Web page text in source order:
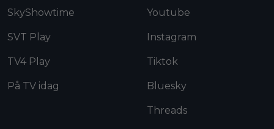
SkyShowtime
SVT Play
TV4 Play
På TV idag
Youtube
Instagram
Tiktok
Bluesky
Threads